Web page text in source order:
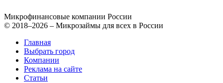
Микрофинансовые компании России
© 2018–2026 – Микрозаймы для всех в России
Главная
Выбрать город
Компании
Реклама на сайте
Статьи